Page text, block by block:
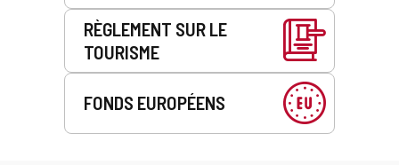
RÈGLEMENT SUR LE
TOURISME
FONDS EUROPÉENS